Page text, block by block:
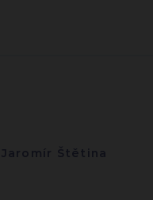
Jaromír Štětina